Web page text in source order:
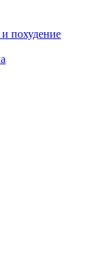
похудение